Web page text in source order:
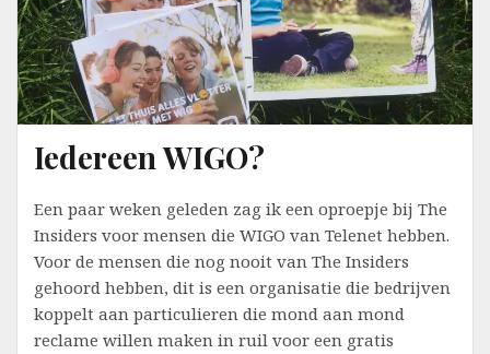
Iedereen WIGO?
Een paar weken geleden zag ik een oproepje bij The
Insiders voor mensen die WIGO van Telenet hebben.
Voor de mensen die nog nooit van The Insiders
gehoord hebben, dit is een organisatie die bedrijven
koppelt aan particulieren die mond aan mond
reclame willen maken in ruil voor een gratis